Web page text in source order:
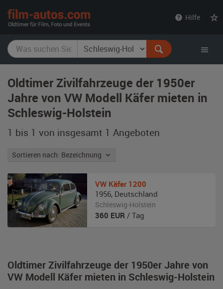
Hilfe
Oldtimer Zivilfahrzeuge der 1950er
Jahre von VW Modell Käfer mieten in
Schleswig-Holstein
1 bis 1 von insgesamt 1 Angeboten
Sortieren nach: Bezeichnung
Oldtimer Zivilfahrzeuge der 1950er Jahre von
VW Modell Käfer mieten in Schleswig-Holstein
VW Käfer 1200
1956, Deutschland
Schleswig-Holstein
360 EUR / Tag